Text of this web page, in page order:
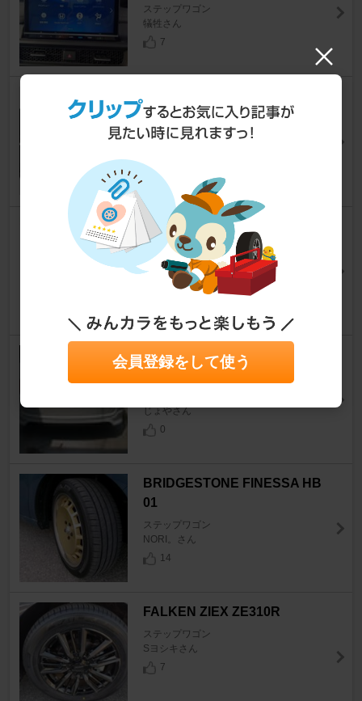
ステップワゴン
犠牲さん
7
クアップフリー通信機4G HSK-
1000G
☆なかりょう☆さん
10
トリコローレ シフトノブエクス
チェンジキット 黒本革✕黒糸
ステップワゴン
BULL-DOGさん
モデューロ リアスカート（中
古）
じょやさん
0
BRIDGESTONE FINESSA HB
01
ステップワゴン
NORI。さん
14
FALKEN ZIEX ZE310R
ステップワゴン
Sヨシキさん
7
会員登録をして使う